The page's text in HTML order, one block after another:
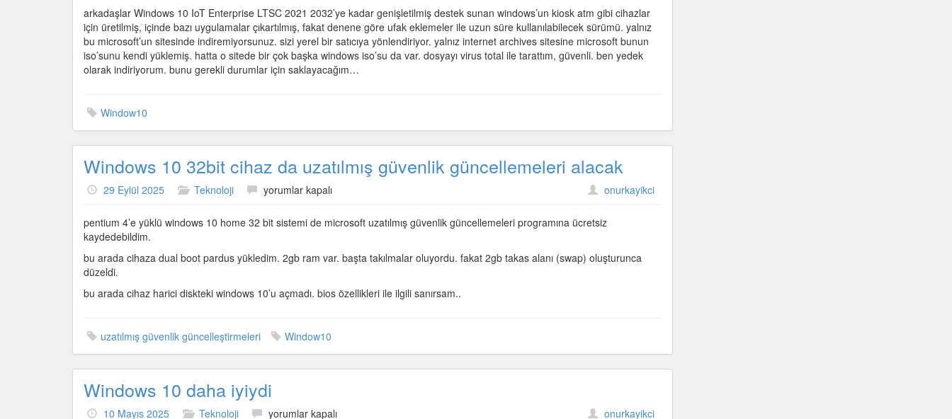
IoT
Enterprise
LTSC
2021
için
arkadaşlar Windows 10 IoT Enterprise LTSC 2021 2032’ye kadar genişletilmiş destek sunan windows’un kiosk atm gibi cihazlar
için üretilmiş, içinde bazı uygulamalar çıkartılmış, fakat denene göre ufak eklemeler ile uzun süre kullanılabilecek sürümü. yalnız
bu microsoft’un sitesinde indiremiyorsunuz. sizi yerel bir satıcıya yönlendiriyor. yalnız internet archives sitesine microsoft bunun
iso’sunu kendi yüklemiş. hatta o sitede bir çok başka windows iso’su da var. dosyayı virus total ile tarattım, güvenli. ben yedek
olarak indiriyorum. bunu gerekli durumlar için saklayacağım…
Window10
Windows 10 32bit cihaz da uzatılmış güvenlik güncellemeleri alacak
29 Eylül 2025 Teknoloji
Windows
32bit
uzatılmış
güncellemeleri
alacak
yorumlar kapalı onurkayikci
pentium 4’e yüklü windows 10 home 32 bit sistemi de microsoft uzatılmış güvenlik güncellemeleri programına ücretsiz
kaydedebildim.
bu arada cihaza dual boot pardus yükledim. 2gb ram var. başta takılmalar oluyordu. fakat 2gb takas alanı (swap) oluşturunca
düzeldi.
bu arada cihaz harici diskteki windows 10’u açmadı. bios özellikleri ile ilgili sanırsam..
uzatılmış güvenlik güncelleştirmeleri Window10
Windows 10 daha iyiydi
10 Mayıs 2025 Teknoloji
Windows
yorumlar kapalı onurkayikci